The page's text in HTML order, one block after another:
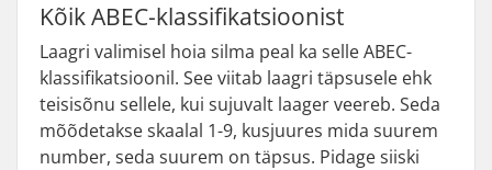
Kõik ABEC-klassifikatsioonist
Laagri valimisel hoia silma peal ka selle ABEC-
klassifikatsioonil. See viitab laagri täpsusele ehk
teisisõnu sellele, kui sujuvalt laager veereb. Seda
mõõdetakse skaalal 1-9, kusjuures mida suurem
number, seda suurem on täpsus. Pidage siiski